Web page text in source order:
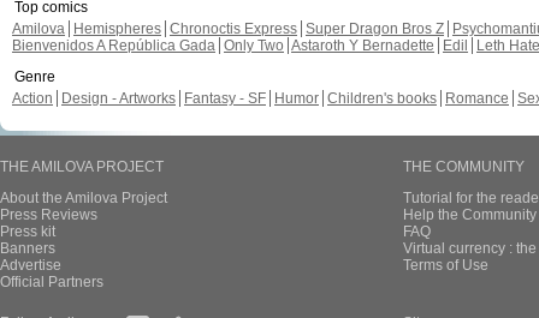
Top comics
Amilova
Hemispheres Chronoctis Express Super Dragon Bros Z
Bienvenidos A República Gada Only Two Astaroth Y Bernadette Edil
Leth Hate
Genre
Action
Design - Artworks Fantasy - SF Humor Children's books Romance
THE AMILOVA PROJECT
About the Amilova Project
Press Reviews
Press kit
Banners
Advertise
Official Partners
THE COMMUNITY
Tutorial for the
Help the
FAQ
Virtual currency :
Terms of Use